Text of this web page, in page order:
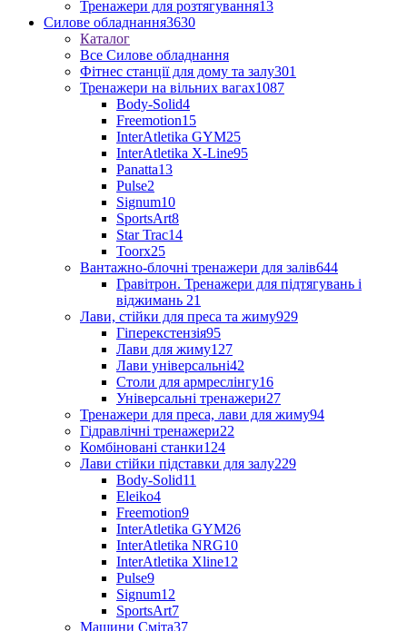
Тренажери для розтягування13
Силове обладнання3630
Каталог
Все Силове обладнання
Фітнес станції для дому та залу301
Тренажери на вільних вагах1087
Body-Solid4
Freemotion15
InterAtletika GYM25
InterAtletika X-Line95
Panatta13
Pulse2
Signum10
SportsArt8
Star Trac14
Toorx25
Вантажно-блочні тренажери для залів644
Гравітрон. Тренажери для підтягувань і
віджимань 21
Лави, стійки для преса та жиму929
Гіперекстензія95
Лави для жиму127
Лави універсальні42
Столи для армреслінгу16
Універсальні тренажери27
Тренажери для преса, лави для жиму94
Гідравлічні тренажери22
Комбіновані станки124
Лави стійки підставки для залу229
Body-Solid11
Eleiko4
Freemotion9
InterAtletika GYM26
InterAtletika NRG10
InterAtletika Xline12
Pulse9
Signum12
SportsArt7
Машини Сміта37